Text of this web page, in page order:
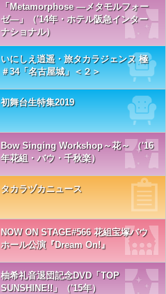
「Metamorphose ―メタモルフォー
ゼ―」（'14年・ホテル阪急インター
ナショナル）
いにしえ逍遥・旅タカラジェンヌ 極
＃34「名古屋城」＜２＞
初舞台生特集2019
Bow Singing Workshop～花～ （'16
年花組・バウ・千秋楽）
タカラヅカニュース
NOW ON STAGE#566 花組宝塚バウ
ホール公演『Dream On!』
柚希礼音退団記念DVD「TOP
SUNSHINE!!」（'15年）